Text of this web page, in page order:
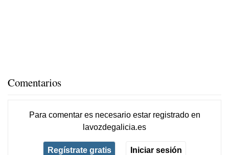
Comentarios
Para comentar es necesario estar registradoen
lavozdegalicia.es
Regístrate gratis Iniciar sesión